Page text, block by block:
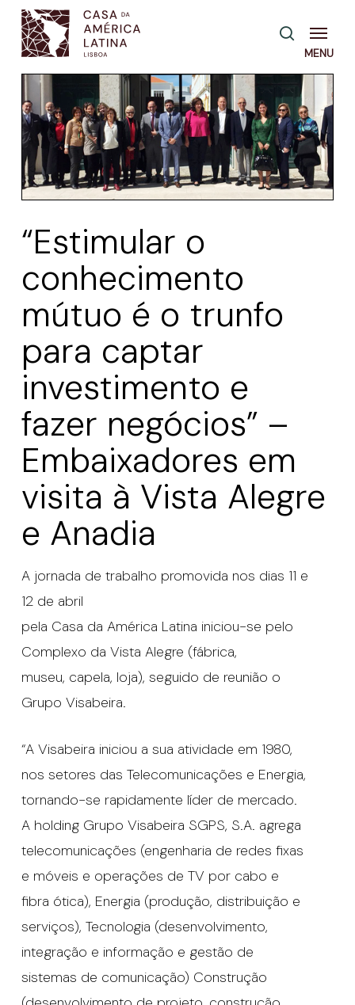
Skip
main
content
pesquisa
Menu
“Estimular o
conhecimento
mútuo é o trunfo
para captar
investimento e
fazer negócios” –
Embaixadores em
visita à Vista Alegre
e Anadia
A jornada de trabalho promovida nos dias 11 e
12 de abril
pela Casa da América Latina iniciou-se pelo
Complexo da Vista Alegre (fábrica,
museu, capela, loja), seguido de reunião o
Grupo Visabeira.
“A Visabeira iniciou a sua atividade em 1980,
nos setores das Telecomunicações e Energia,
tornando-se rapidamente líder de mercado.
A holding Grupo Visabeira SGPS, S.A. agrega
telecomunicações (engenharia de redes fixas
e móveis e operações de TV por cabo e
fibra ótica), Energia (produção, distribuição e
serviços), Tecnologia (desenvolvimento,
integração e informação e gestão de
sistemas de comunicação) Construção